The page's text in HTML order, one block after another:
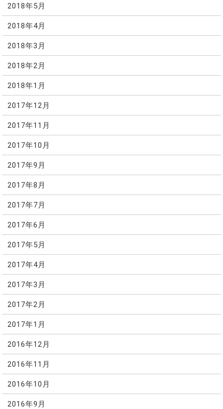
2018年5月
2018年4月
2018年3月
2018年2月
2018年1月
2017年12月
2017年11月
2017年10月
2017年9月
2017年8月
2017年7月
2017年6月
2017年5月
2017年4月
2017年3月
2017年2月
2017年1月
2016年12月
2016年11月
2016年10月
2016年9月